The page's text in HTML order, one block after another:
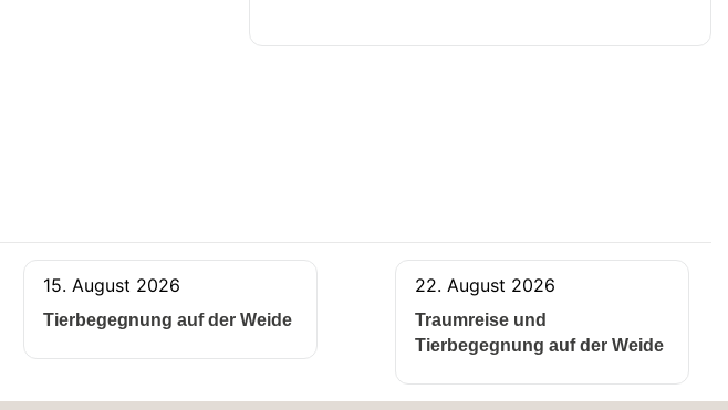
15. August 2026
Tierbegegnung auf der Weide
22. August 2026
Traumreise und
Tierbegegnung auf der Weide